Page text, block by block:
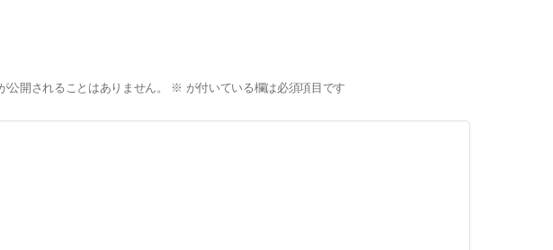
公開されることはありません。 ※ が付いている欄は必須項目です